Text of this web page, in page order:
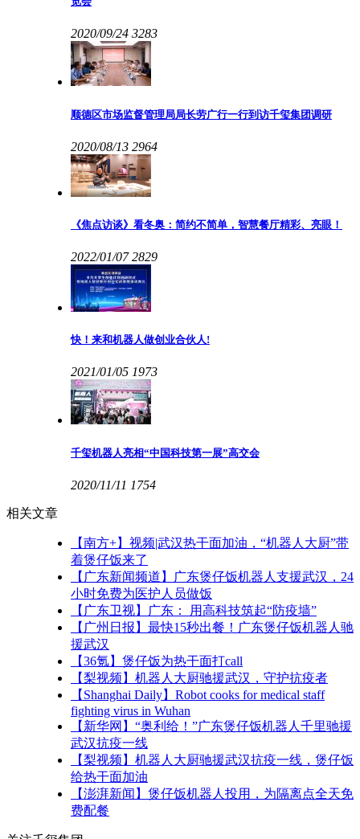
2020/09/24 3283
顺德区市场监督管理局局长劳广行一行到访千玺集团调研
2020/08/13 2964
《焦点访谈》看冬奥：简约不简单，智慧餐厅精彩、亮眼！
2022/01/07 2829
快！来和机器人做创业合伙人!
2021/01/05 1973
千玺机器人亮相“中国科技第一展”高交会
2020/11/11 1754
相关文章
【南方+】视频|武汉热干面加油，“机器人大厨”带
着煲仔饭来了
【广东新闻频道】广东煲仔饭机器人支援武汉，24
小时免费为医护人员做饭
【广东卫视】广东： 用高科技筑起“防疫墙”
【广州日报】最快15秒出餐！广东煲仔饭机器人驰
援武汉
【36氪】煲仔饭为热干面打call
【梨视频】机器人大厨驰援武汉，守护抗疫者
【Shanghai Daily】Robot cooks for medical staff
fighting virus in Wuhan
【新华网】“奥利给！”广东煲仔饭机器人千里驰援
武汉抗疫一线
【梨视频】机器人大厨驰援武汉抗疫一线，煲仔饭
给热干面加油
【澎湃新闻】煲仔饭机器人投用，为隔离点全天免
费配餐